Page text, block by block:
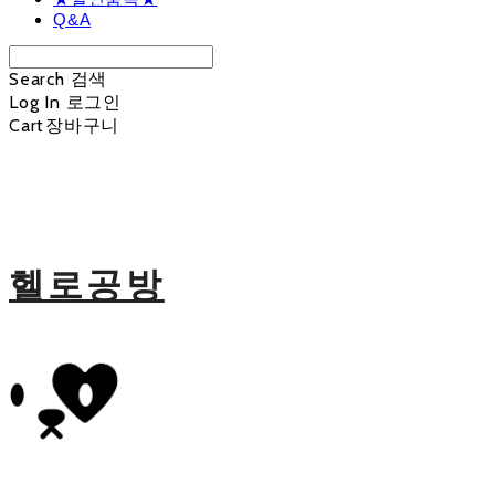
Q&A
Search 검색
Log In 로그인
Cart장바구니
헬로공방